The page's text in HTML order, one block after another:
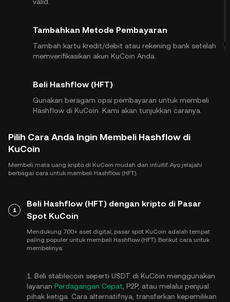
Tambahkan Metode Pembayaran
Tambah kartu kredit/debit atau rekening bank setelah
memverifikasikan akun KuCoin Anda.
Beli Hashflow (HFT)
Gunakan beragam opsi pembayaran untuk membeli
Hashflow di KuCoin. Kami akan tunjukkan caranya.
Pilih Cara Anda Ingin Membeli Hashflow di
KuCoin
Membeli mata uang kripto di KuCoin mudah dan intuitif. Ayo jelajahi
berbagai cara untuk membeli Hashflow (HFT).
1
Beli Hashflow (HFT) dengan kripto di Pasar
Spot KuCoin
Mendukung 700+ aset digital, pasar spot KuCoin adalah tempat
paling populer untuk membeli Hashflow (HFT). Berikut cara untuk
membelinya:
1. Beli stablecoin seperti USDT di KuCoin menggunakan
layanan Perdagangan Cepat , P2P, atau melalui penjual
pihak ketiga. Cara alternatifnya, transferkan kepemilikan